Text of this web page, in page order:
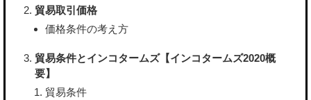
貿易取引価格
価格条件の考え方
貿易条件とインコタームズ【インコタームズ2020概
要】
貿易条件